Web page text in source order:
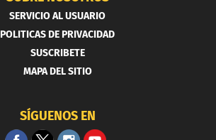
SERVICIO AL USUARIO
POLITICAS DE PRIVACIDAD
SUSCRIBETE
MAPA DEL SITIO
SÍGUENOS EN